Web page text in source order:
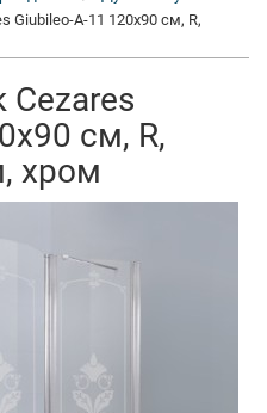
Giubileo-A-11 120x90 см, R,
см, R,
хром